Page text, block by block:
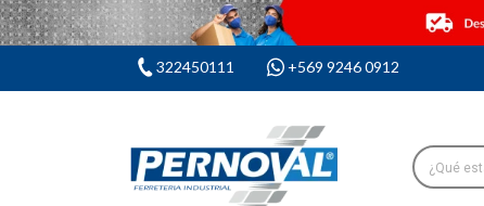
322450111 +569 9246 0912